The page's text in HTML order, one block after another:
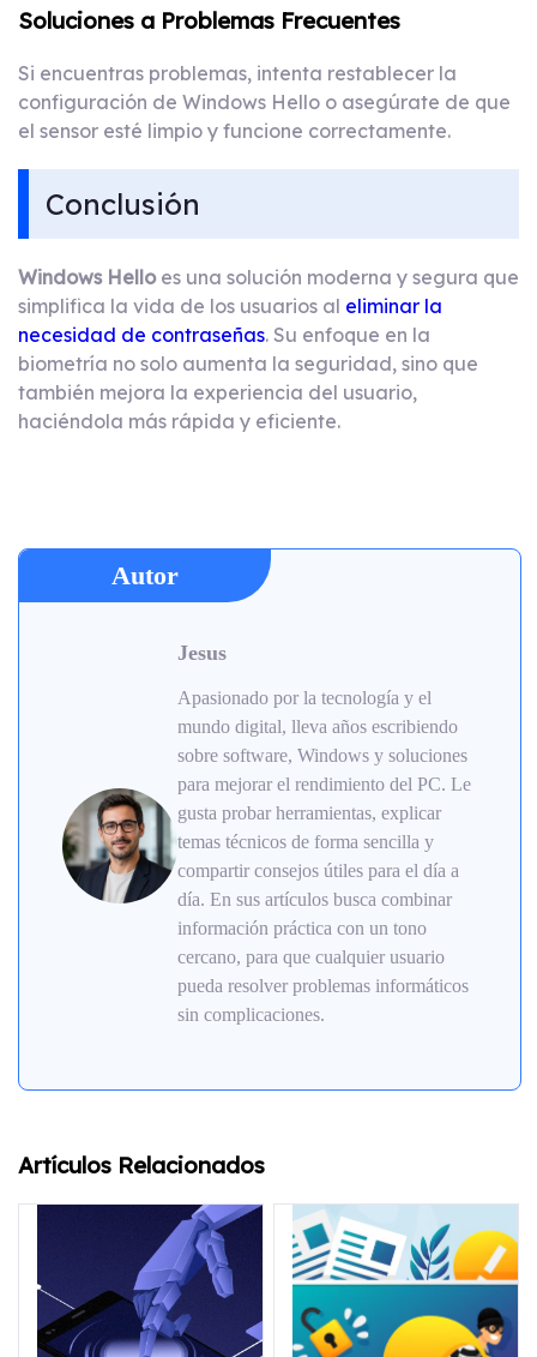
Soluciones a Problemas Frecuentes
Si encuentras problemas, intenta restablecer la
configuración de Windows Hello o asegúrate de que
el sensor esté limpio y funcione correctamente.
Conclusión
Windows Helloes una solución moderna y segura que
simplifica la vida de los usuarios al eliminar la
necesidad de contraseñas. Su enfoque en la
biometría no solo aumenta la seguridad, sino que
también mejora la experiencia del usuario,
haciéndola más rápida y eficiente.
Autor
Jesus
Apasionado por la tecnología y el
mundo digital, lleva años escribiendo
sobre software, Windows y soluciones
para mejorar el rendimiento del PC. Le
gusta probar herramientas, explicar
temas técnicos de forma sencilla y
compartir consejos útiles para el día a
día. En sus artículos busca combinar
información práctica con un tono
cercano, para que cualquier usuario
pueda resolver problemas informáticos
sin complicaciones.
Artículos Relacionados